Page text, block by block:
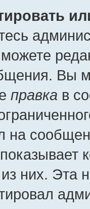
Вы
правка в
на
них. Эта